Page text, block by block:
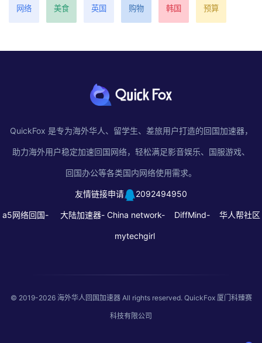
网络 美食 英国 购物 韩国 预算
QuickFox 是专为海外华人、留学生、差旅用户打造的回国加速器，
助力海外用户稳定加速回国网络，轻松满足影音娱乐、国服游戏、
回国办公等各类国内网络使用需求。
友情链接申请 2092494950
a5网络回国- 大陆加速器- China network- DiffMind- 华人帮社区
mytechgirl
© 2019-2026 海外华人回国加速器All rights reserved. QuickFox 厦门科臻赛
科技有限公司